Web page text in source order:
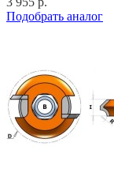
Подобрать аналог